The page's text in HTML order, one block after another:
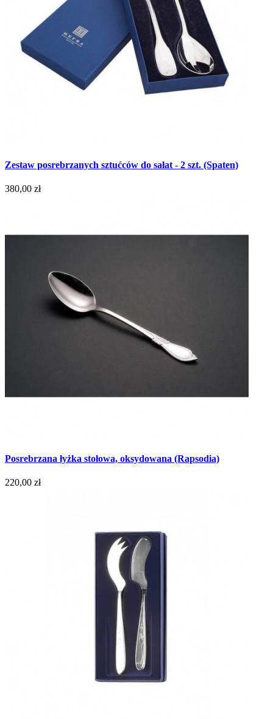
Zestaw posrebrzanych sztućców do sałat - 2 szt. (Spaten)
380,00 zł
Posrebrzana łyżka stołowa, oksydowana (Rapsodia)
220,00 zł